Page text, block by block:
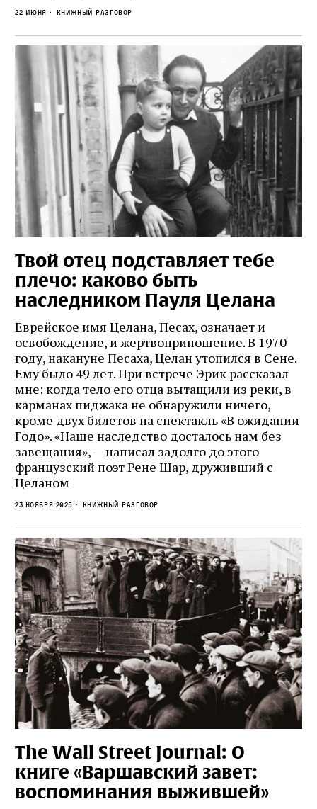
22 июня Книжный разговор
Твой отец подставляет тебе
плечо: каково быть
наследником Пауля Целана
Еврейское имя Целана, Песах, означает и
освобождение, и жертвоприношение. В 1970
году, накануне Песаха, Целан утопился в Сене.
Ему было 49 лет. При встрече Эрик рассказал
мне: когда тело его отца вытащили из реки, в
карманах пиджака не обнаружили ничего,
кроме двух билетов на спектакль «В ожидании
Годо». «Наше наследство досталось нам без
завещания», — написал задолго до этого
французский поэт Рене Шар, друживший с
Целаном
23 ноября 2025 Книжный разговор
The Wall Street Journal: О
книге «Варшавский завет:
воспоминания выжившей»